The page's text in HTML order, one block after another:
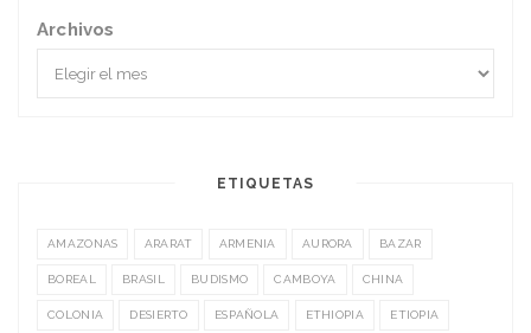
Archivos
ETIQUETAS
AMAZONAS ARARAT ARMENIA AURORA BAZAR
BOREAL BRASIL BUDISMO CAMBOYA CHINA
COLONIA DESIERTO ESPAÑOLA ETHIOPIA ETIOPIA